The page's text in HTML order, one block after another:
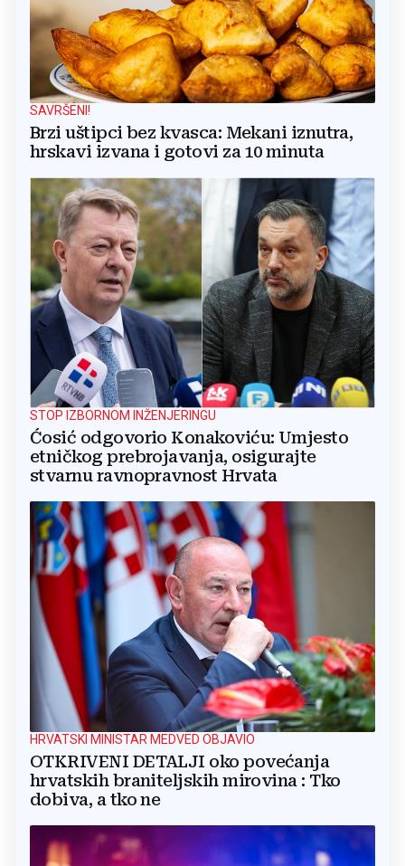
SAVRŠENI!
Brzi uštipci bez kvasca: Mekani iznutra,
hrskavi izvana i gotovi za 10 minuta
STOP IZBORNOM INŽENJERINGU
Ćosić odgovorio Konakoviću: Umjesto
etničkog prebrojavanja, osigurajte
stvarnu ravnopravnost Hrvata
HRVATSKI MINISTAR MEDVED OBJAVIO
OTKRIVENI DETALJI oko povećanja
hrvatskih braniteljskih mirovina : Tko
dobiva, a tko ne